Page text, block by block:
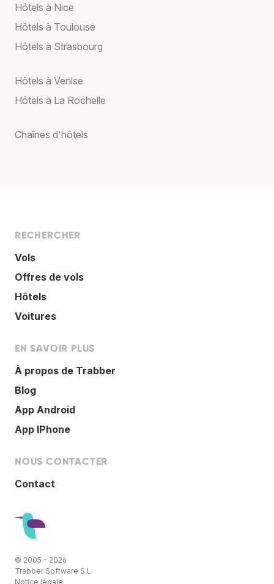
Hôtels à Nice
Hôtels à Toulouse
Hôtels à Strasbourg
Hôtels à Venise
Hôtels à La Rochelle
Chaînes d'hôtels
RECHERCHER
Vols
Offres de vols
Hôtels
Voitures
EN SAVOIR PLUS
À propos de Trabber
Blog
App Android
App IPhone
NOUS CONTACTER
Contact
© 2005 - 2026
Trabber Software S.L.
Notice légale